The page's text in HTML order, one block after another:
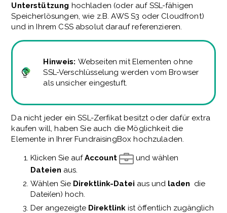
Unterstützung hochladen (oder auf SSL-fähigen
Speicherlösungen, wie z.B. AWS S3 oder Cloudfront)
und in Ihrem CSS absolut darauf referenzieren.
Hinweis: Webseiten mit Elementen ohne
SSL-Verschlüsselung werden vom Browser
als unsicher eingestuft.
Da nicht jeder ein SSL-Zerfikat besitzt oder dafür extra
kaufen will, haben Sie auch die Möglichkeit die
Elemente in Ihrer FundraisingBox hochzuladen.
Klicken Sie aufAccount
und wählen
Dateien aus.
Wählen Sie Direktlink-Datei aus und laden die
Datei(en) hoch.
Der angezeigte Direktlink ist öffentlich zugänglich